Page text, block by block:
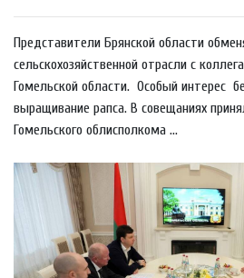
Представители Брянской области
сельскохозяйственной отрасли с
Гомельской области. Особый интерес
выращивание рапса. В совещаниях
Гомельского облисполкома ...